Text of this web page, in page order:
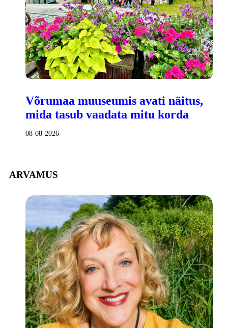
Võrumaa muuseumis avati näitus,
mida tasub vaadata mitu korda
08-08-2026
ARVAMUS